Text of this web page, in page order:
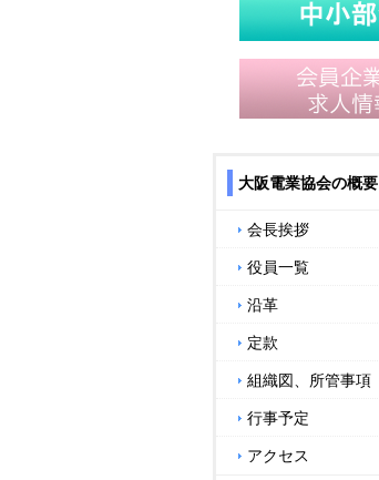
大阪電業協会の概要
会長挨拶
役員一覧
沿革
定款
組織図、所管事項
行事予定
アクセス